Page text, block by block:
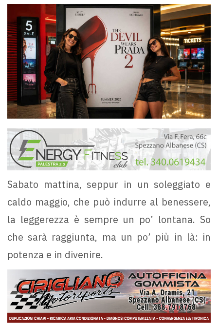
Sabato mattina, seppur in un soleggiato e
caldo maggio, che può indurre al benessere,
la leggerezza è sempre un po’ lontana. So
che sarà raggiunta, ma un po’ più in là: in
potenza e in divenire.